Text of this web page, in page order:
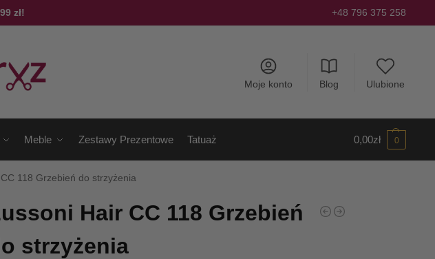
zł! +48 796 375 258
Moje konto Blog Ulubione
Meble Zestawy Prezentowe Tatuaż 0,00zł 0
118 Grzebień do strzyżenia
Hair CC 118 Grzebień
strzyżenia